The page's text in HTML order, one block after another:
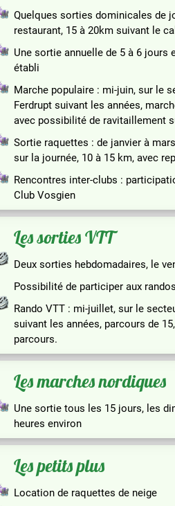
Quelques sorties dominicales de
restaurant, 15 à 20km suivant le
Une sortie annuelle de 5 à 6 jours
établi
Marche populaire : mi-juin, sur le
Ferdrupt suivant les années,
avec possibilité de ravitaillement
Sortie raquettes : de janvier à
sur la journée, 10 à 15 km, avec
Rencontres inter-clubs :
Club Vosgien
Les sorties VTT
Deux sorties hebdomadaires, le
Possibilité de participer aux
Rando VTT : mi-juillet, sur le
suivant les années, parcours de
parcours.
Les marches nordiques
Une sortie tous les 15 jours, les
heures environ
Les petits plus
Location de raquettes de neige